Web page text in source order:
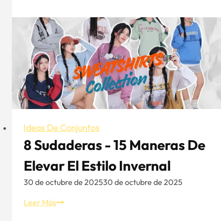
para
hombre:
Guía
de
conjuntos
para
looks
veraniegos
esfuerzo
Ideas De Conjuntos
8 Sudaderas - 15 Maneras De
Elevar El Estilo Invernal
30 de octubre de 202530 de octubre de 2025
Leer Más8